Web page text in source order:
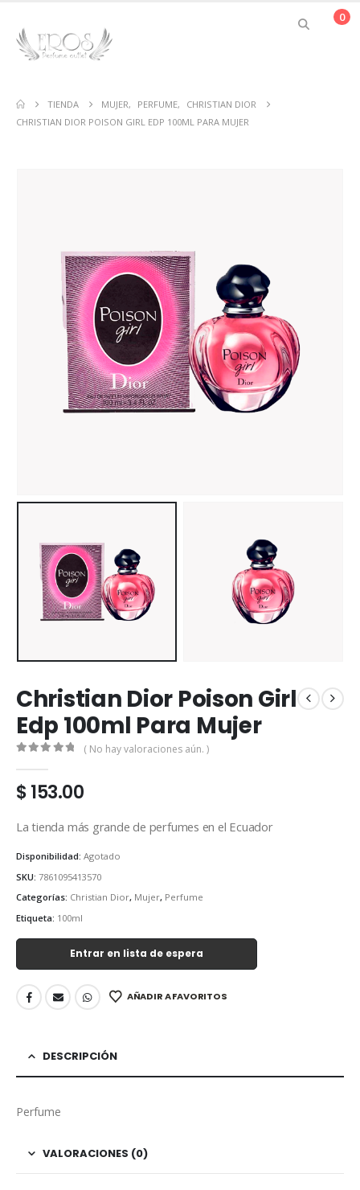
0
TIENDA MUJER, PERFUME,
CHRISTIAN DIOR
CHRISTIAN DIOR POISON GIRL EDP 100ML PARA MUJER
Christian Dior Poison Girl
Edp 100ml Para Mujer
( No hay valoraciones aún. )
$153.00
La tienda más grande de perfumes en el Ecuador
Disponibilidad: Agotado
SKU: 7861095413570
Categorías: Christian Dior, Mujer, Perfume
Etiqueta: 100ml
Entrar en lista de espera
AÑADIR A FAVORITOS
DESCRIPCIÓN
Perfume
VALORACIONES (0)